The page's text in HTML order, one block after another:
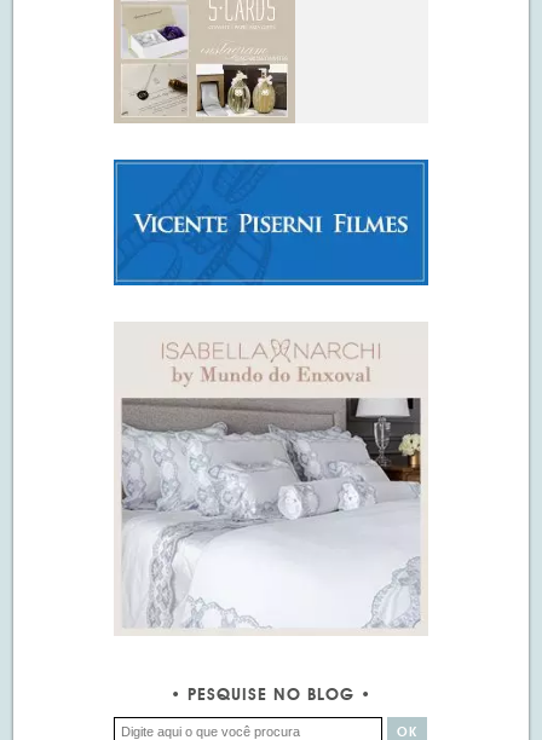
PESQUISE NO BLOG